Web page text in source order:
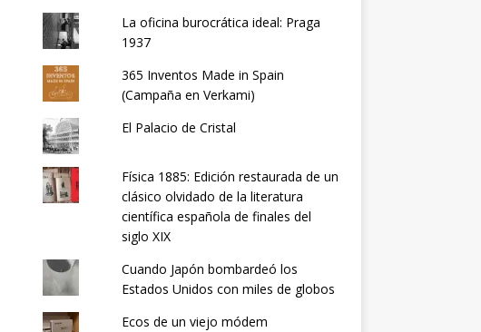
La oficina burocrática ideal: Praga
1937
365 Inventos Made in Spain
(Campaña en Verkami)
El Palacio de Cristal
Física 1885: Edición restaurada de un
clásico olvidado de la literatura
científica española de finales del
siglo XIX
Cuando Japón bombardeó los
Estados Unidos con miles de globos
Ecos de un viejo módem